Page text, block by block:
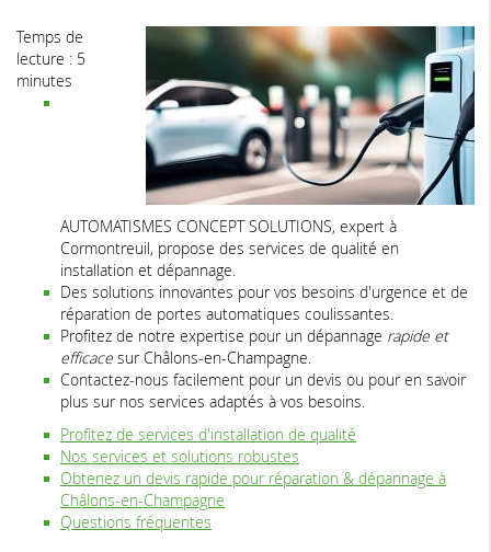
Temps de
lecture : 5
minutes
AUTOMATISMES CONCEPT SOLUTIONS, expert à
Cormontreuil, propose des services de qualité en
installation et dépannage.
Des solutions innovantes pour vos besoins d'urgence et de
réparation de portes automatiques coulissantes.
Profitez de notre expertise pour un dépannage rapide et
efficace sur Châlons-en-Champagne.
Contactez-nous facilement pour un devis ou pour en savoir
plus sur nos services adaptés à vos besoins.
Profitez de services d'installation de qualité
Nos services et solutions robustes
Obtenez un devis rapide pour réparation & dépannage à
Châlons-en-Champagne
Questions fréquentes